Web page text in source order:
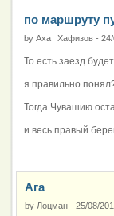
по маршруту
by Ахат Хафизов -
То есть заезд
я правильно
Тогда Чувашию
и весь правый берег
Ага
by Лоцман - 25/08/